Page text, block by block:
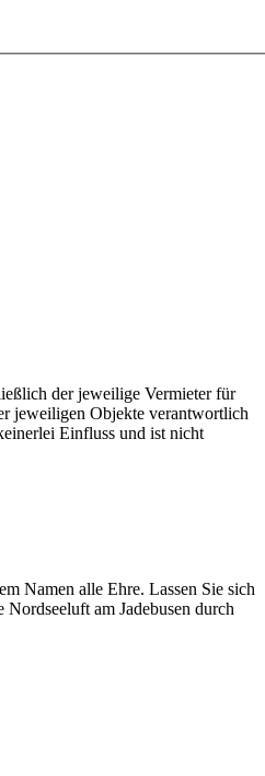
der jeweilige Vermieter für
jeweiligen Objekte verantwortlich
Einfluss und ist nicht
Namen alle Ehre. Lassen Sie sich
Nordseeluft am Jadebusen durch